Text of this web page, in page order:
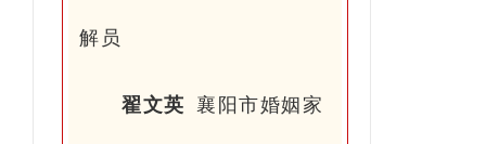
解员
翟文英 襄阳市婚姻家